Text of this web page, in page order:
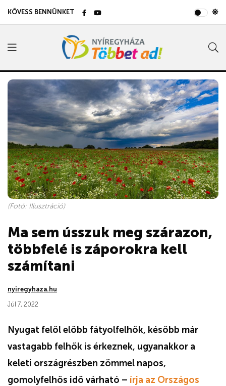
KÖVESS BENNÜNKET
(Fotó: Illusztráció)
Ma sem ússzuk meg szárazon,
többfelé is záporokra kell
számítani
nyiregyhaza.hu
Júl 7, 2022
Nyugat felől előbb fátyolfelhők, később már
vastagabb felhők is érkeznek, ugyanakkor a
keleti országrészben zömmel napos,
gomolyfelhős idő várható – írja az Országos